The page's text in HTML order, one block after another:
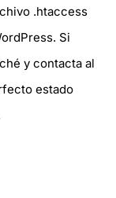
.htaccess
Si
y contacta al
estado